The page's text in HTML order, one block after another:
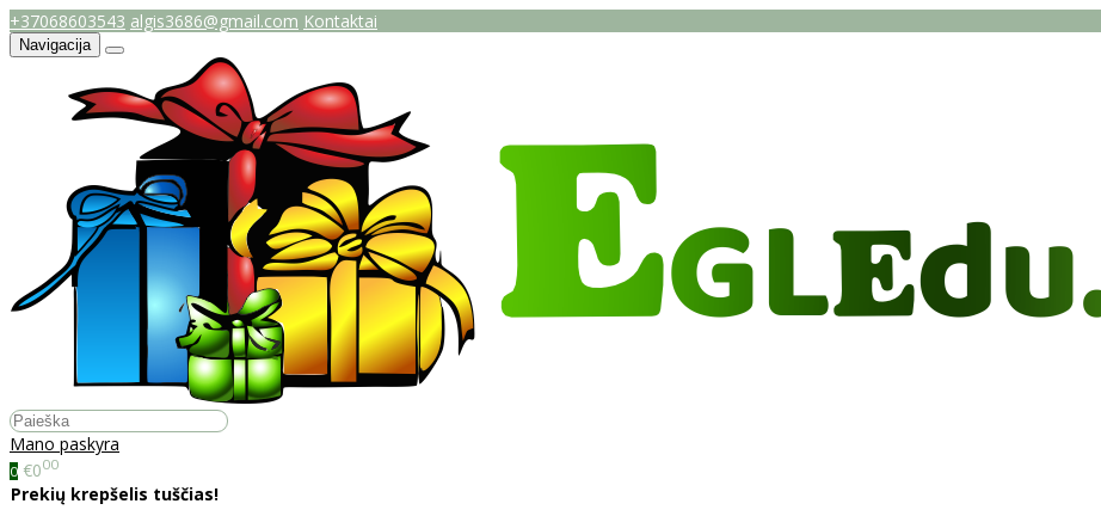
+37068603543 algis3686@gmail.com Kontaktai
Navigacija
Mano paskyra
0 €000
Prekių krepšelis tuščias!